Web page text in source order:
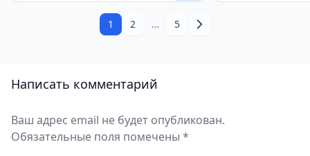
1 2 … 5
Написать комментарий
Ваш адрес email не будет опубликован.
Обязательные поля помечены *